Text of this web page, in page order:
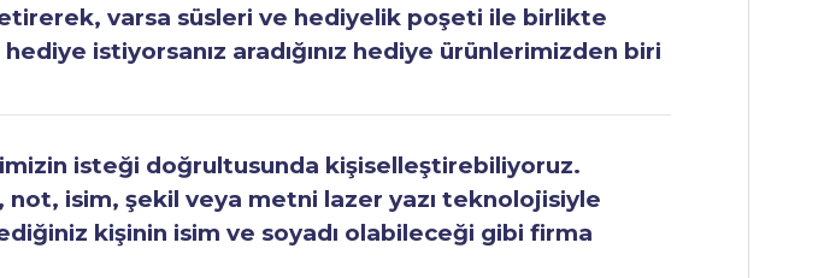
varsa süsleri ve hediyelik poşeti ile birlikte
istiyorsanız aradığınız hediye ürünlerimizden biri
isteği doğrultusunda kişiselleştirebiliyoruz.
isim, şekil veya metni lazer yazı teknolojisiyle
kişinin isim ve soyadı olabileceği gibi firma